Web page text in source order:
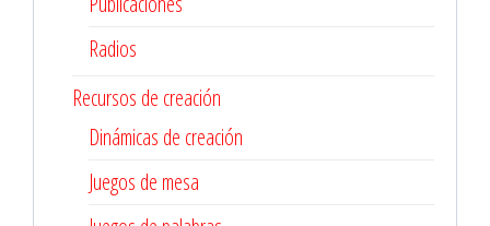
Radios
Recursos de creación
Dinámicas de creación
Juegos de mesa